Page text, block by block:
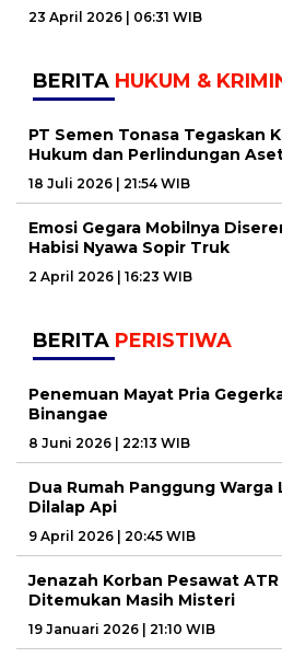
23 April 2026 | 06:31 WIB
BERITA HUKUM &
PT Semen Tonasa Tegaskan
Hukum dan Perlindungan
18 Juli 2026 | 21:54 WIB
Emosi Gegara Mobilnya
Habisi Nyawa Sopir Truk
2 April 2026 | 16:23 WIB
BERITA PERISTIWA
Penemuan Mayat Pria
Binangae
8 Juni 2026 | 22:13 WIB
Dua Rumah Panggung Warga
Dilalap Api
9 April 2026 | 20:45 WIB
Jenazah Korban Pesawat
Ditemukan Masih Misteri
19 Januari 2026 | 21:10 WIB